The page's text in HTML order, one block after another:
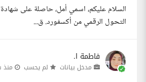
السلام عليكم، اسمي أمل، حاصلة على شهادة
التحول الرقمي من أكسفورد. ق...
فاطمة ا.
مدخل بيانات لم يحسب منذ